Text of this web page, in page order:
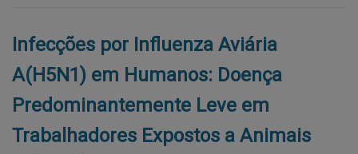
Infecções por Influenza Aviária
A(H5N1) em Humanos: Doença
Predominantemente Leve em
Trabalhadores Expostos a Animais